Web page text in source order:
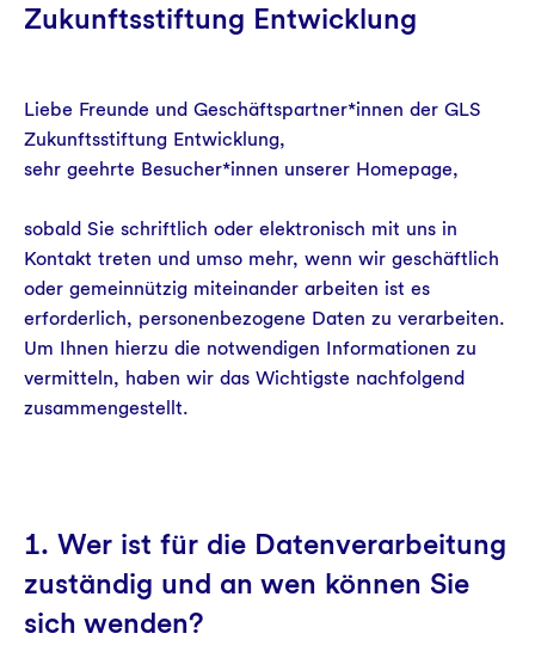
Zukunftsstiftung Entwicklung
Liebe Freunde und Geschäftspartner*innen der GLS
Zukunftsstiftung Entwicklung,
sehr geehrte Besucher*innen unserer Homepage,
sobald Sie schriftlich oder elektronisch mit uns in
Kontakt treten und umso mehr, wenn wir geschäftlich
oder gemeinnützig miteinander arbeiten ist es
erforderlich, personenbezogene Daten zu verarbeiten.
Um Ihnen hierzu die notwendigen Informationen zu
vermitteln, haben wir das Wichtigste nachfolgend
zusammengestellt.
1. Wer ist für die Datenverarbeitung
zuständig und an wen können Sie
sich wenden?